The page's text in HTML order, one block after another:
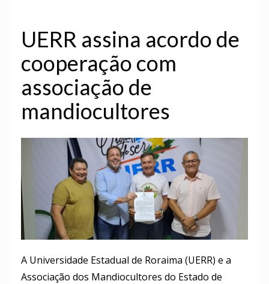
UERR assina acordo de
cooperação com
associação de
mandiocultores
A Universidade Estadual de Roraima (UERR) e a
Associação dos Mandiocultores do Estado de